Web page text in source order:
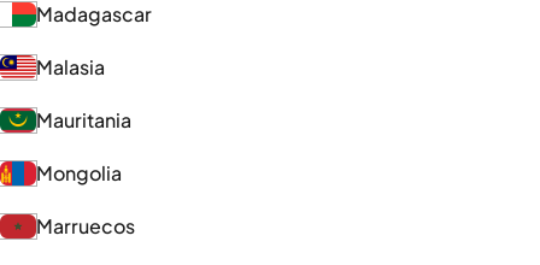
Madagascar
Malasia
Mauritania
Mongolia
Marruecos